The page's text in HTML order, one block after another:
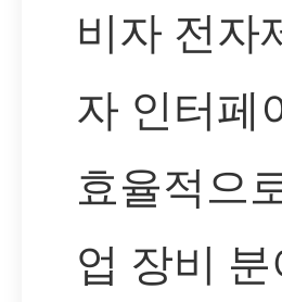
비자 전자
자 인터페
효율적으
업 장비